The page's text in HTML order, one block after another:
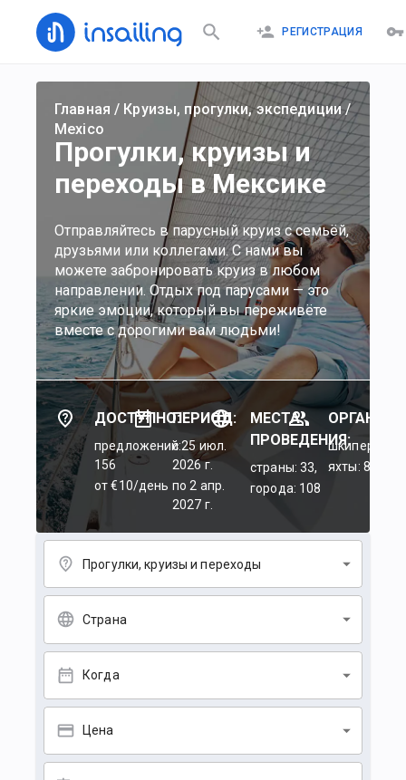
РЕГИСТРАЦИЯ
Главная / Круизы, прогулки, экспедиции/
Mexico
Прогулки, круизы и
переходы в Мексике
Отправляйтесь в парусный круиз с семьёй,
друзьями или коллегами. С нами вы
можете забронировать круиз в любом
направлении. Отдых под парусами — это
яркие эмоции, который вы переживёте
вместе с дорогими вам людьми!
ДОСТУПНО:
предложений:
156
от €10/день
ПЕРИОД:
c 25 июл.
2026 г.
по 2 апр.
2027 г.
МЕСТА
ПРОВЕДЕНИЯ:
страны: 33,
города: 108
шкиперы: 45,
яхты: 84
Прогулки, круизы и переходы
Страна
Когда
Цена